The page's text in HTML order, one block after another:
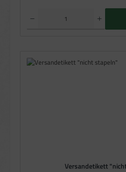
Produkt Anzahl: Gib den gewünschten Wert ein
Versandetikett